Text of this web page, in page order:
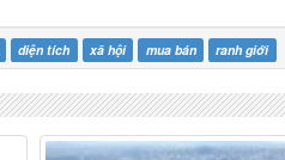
diện tích xã hội mua bán ranh giới